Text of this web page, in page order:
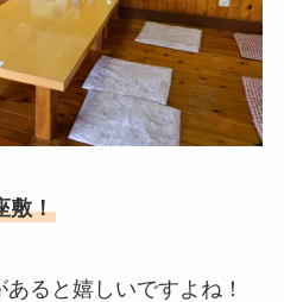
敷！
ると嬉しいですよね！